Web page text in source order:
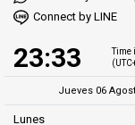
Connect by LINE
23:33
Time
Jueves 06
Lunes